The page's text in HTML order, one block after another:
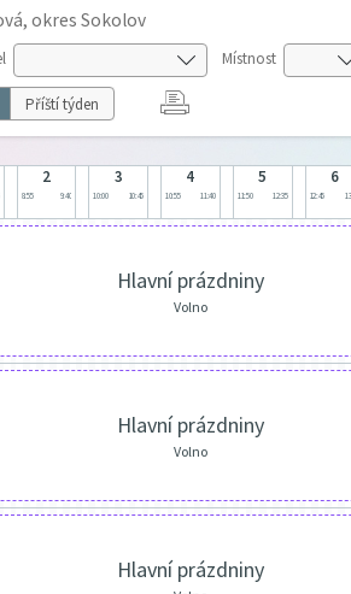
okres Sokolov
Místnost
Příští týden
2
8:55 9:40
3
10:00 10:45
4
10:55 11:40
5
11:50 12:35
6
12:45
Hlavní prázdniny
Volno
Hlavní prázdniny
Volno
Hlavní prázdniny